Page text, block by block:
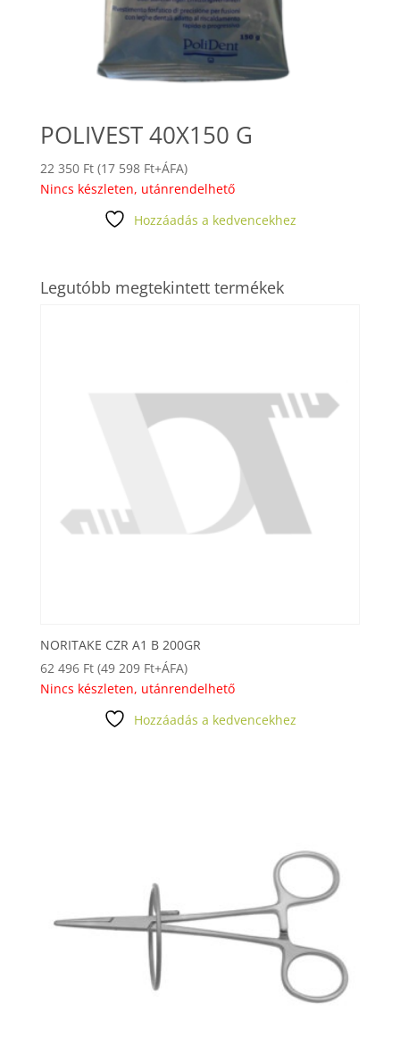
POLIVEST 40X150 G
22 350 Ft (17 598 Ft+ÁFA)
Nincs készleten, utánrendelhető
Hozzáadás a kedvencekhez
Legutóbb megtekintett termékek
NORITAKE CZR A1 B 200GR
62 496 Ft (49 209 Ft+ÁFA)
Nincs készleten, utánrendelhető
Hozzáadás a kedvencekhez